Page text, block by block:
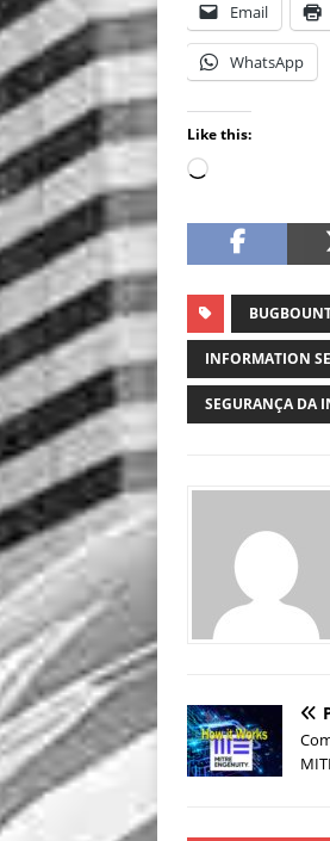
Email
WhatsApp
Like this:
INFORMATION
SEGURANÇA DA